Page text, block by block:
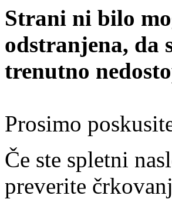
Strani ni bilo
odstranjena, da
trenutno
Prosimo
Če ste spletni
preverite